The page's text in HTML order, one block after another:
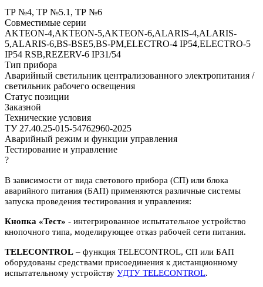
ТР №4, ТР №5.1, ТР №6
Совместимые серии
AKTEON-4,AKTEON-5,AKTEON-6,ALARIS-4,ALARIS-
5,ALARIS-6,BS-BSE5,BS-PM,ELECTRO-4 IP54,ELECTRO-5
IP54 RSB,REZERV-6 IP31/54
Тип прибора
Аварийный светильник централизованного электропитания /
светильник рабочего освещения
Статус позиции
Заказной
Технические условия
ТУ 27.40.25-015-54762960-2025
Аварийный режим и функции управления
Тестирование и управление
?
В зависимости от вида светового прибора (СП) или блока
аварийного питания (БАП) применяются различные системы
запуска проведения тестирования и управления:
Кнопка «Тест» - интегрированное испытательное устройство
кнопочного типа, моделирующее отказ рабочей сети питания.
TELECONTROL – функция TELECONTROL, СП или БАП
оборудованы средствами присоединения к дистанционному
испытательному устройству УДТУ TELECONTROL.